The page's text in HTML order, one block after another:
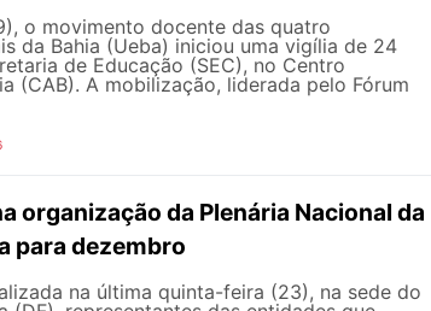
o movimento docente das quatro
da Bahia (Ueba) iniciou uma vigília de 24
de Educação (SEC), no Centro
(CAB). A mobilização, liderada pelo Fórum
organização da Plenária Nacional da
para dezembro
na última quinta-feira (23), na sede do